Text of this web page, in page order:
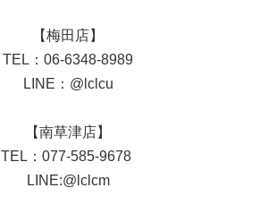
【梅田店】
TEL：06-6348-8989
LINE：@lclcu
【南草津店】
TEL：077-585-9678
LINE:@lclcm